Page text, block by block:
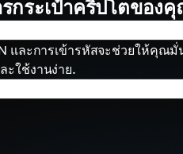
กระเป๋าคริปโตของ
และการเข้ารหัสจะช่วยให้คุณ
ะใช้งานง่าย.